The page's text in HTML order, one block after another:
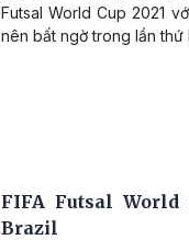
Futsal World Cup 2021
nên bất ngờ trong lần thứ
FIFA Futsal World
Brazil